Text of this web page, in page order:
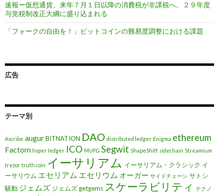
速報ー仮想通貨、来年７月１日以降の消費税が非課税へ。２９年度
与党税制改正大綱に盛り込まれる
「フォークの自由を！」ビットコインの難易度調整における課題
広告
テーマ別
Ascribe augurBITNATION DAO distributed ledger Enigma ethereum
Factom hyper ledger ICO MUFG Segwit ShapeShift sidechain Streamium
trezor truth coin イーサリアム イーサリアム・クラシック イ
ーサリウム エセリアム エセリウム オーガー サイドチェーン サトシ
騒動 ジェムズ ジェムズ getgems スケーラビリティ テクノ